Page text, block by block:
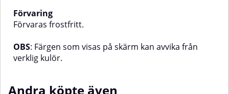
Förvaring
Förvaras frostfritt.
OBS: Färgen som visas på skärm kan avvika från
verklig kulör.
Andra köpte även